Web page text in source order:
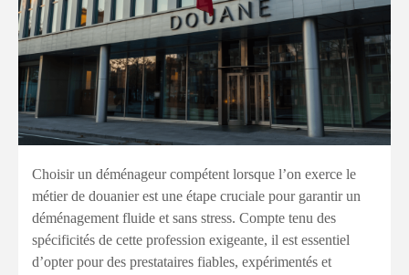
Choisir un déménageur compétent lorsque l’on exerce le
métier de douanier est une étape cruciale pour garantir un
déménagement fluide et sans stress. Compte tenu des
spécificités de cette profession exigeante, il est essentiel
d’opter pour des prestataires fiables, expérimentés et